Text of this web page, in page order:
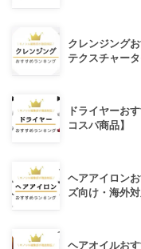
クレンジング
テクスチャー
ドライヤーお
コスパ商品】
ヘアアイロン
ズ向け・海外
ヘアオイルお